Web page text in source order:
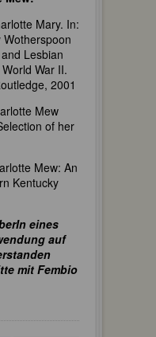
Mary. In:
Lesbian
War II.
2001
Mew
of her
Mew: An
Kentucky
eines
auf
mit Fembio